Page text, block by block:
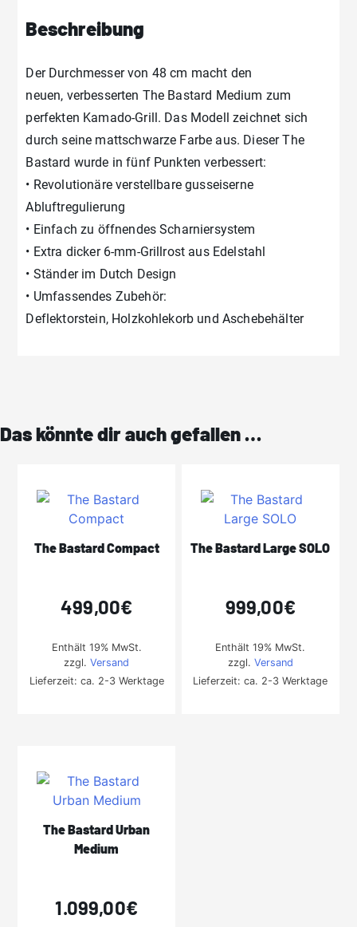
Beschreibung
Der Durchmesser von 48 cm macht den
neuen, verbesserten The Bastard Medium zum
perfekten Kamado-Grill. Das Modell zeichnet sich
durch seine mattschwarze Farbe aus. Dieser The
Bastard wurde in fünf Punkten verbessert:
• Revolutionäre verstellbare gusseiserne
Abluftregulierung
• Einfach zu öffnendes Scharniersystem
• Extra dicker 6-mm-Grillrost aus Edelstahl
• Ständer im Dutch Design
• Umfassendes Zubehör:
Deflektorstein, Holzkohlekorb und Aschebehälter
Das könnte dir auch gefallen …
The Bastard Compact
499,00€
Enthält 19% MwSt.
zzgl.Versand
Lieferzeit: ca. 2-3 Werktage
The Bastard Large SOLO
999,00€
Enthält 19% MwSt.
zzgl. Versand
Lieferzeit: ca. 2-3 Werktage
The Bastard Urban
Medium
1.099,00€